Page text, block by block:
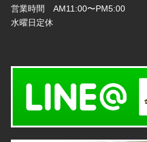
営業時間 AM11:00〜PM5:00
水曜日定休